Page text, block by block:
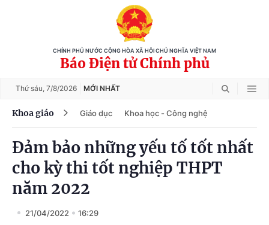
CHÍNH PHỦ NƯỚC CỘNG HÒA XÃ HỘI CHỦ NGHĨA VIỆT NAM
Báo Điện tử Chính phủ
Thứ sáu, 7/8/2026 MỚI NHẤT
Khoa giáo Giáo dục Khoa học - Công nghệ
Đảm bảo những yếu tố tốt nhất
cho kỳ thi tốt nghiệp THPT
năm 2022
21/04/2022 16:29